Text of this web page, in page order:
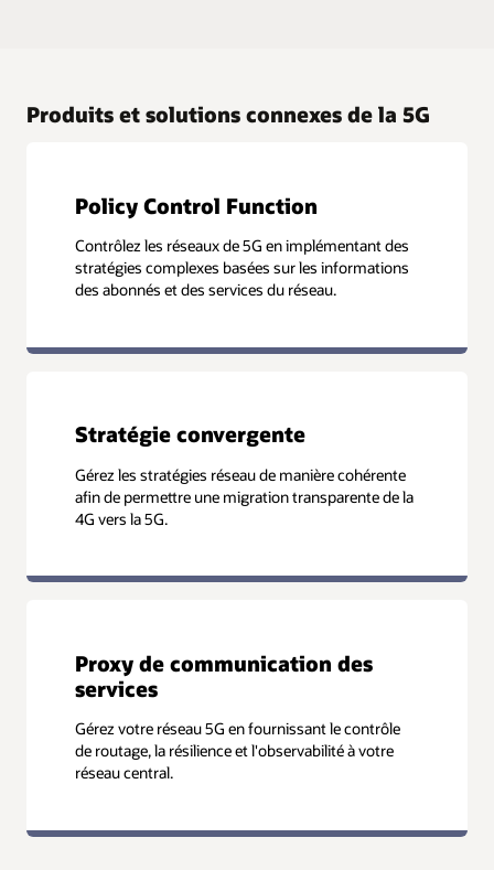
Produits et solutions connexes de la 5G
Policy Control Function
Contrôlez les réseaux de 5G en implémentant des
stratégies complexes basées sur les informations
des abonnés et des services du réseau.
Stratégie convergente
Gérez les stratégies réseau de manière cohérente
afin de permettre une migration transparente de la
4G vers la 5G.
Proxy de communication des
services
Gérez votre réseau 5G en fournissant le contrôle
de routage, la résilience et l'observabilité à votre
réseau central.